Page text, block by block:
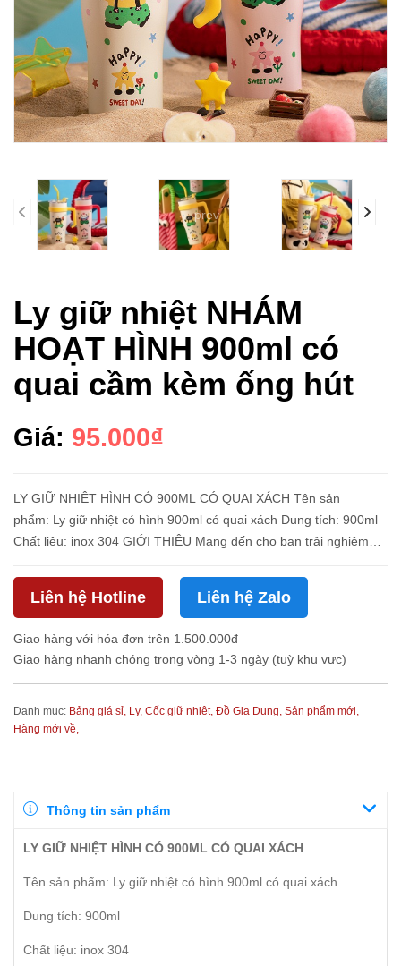
prev
Ly giữ nhiệt NHÁM
HOẠT HÌNH 900ml có
quai cầm kèm ống hút
Giá: 95.000₫
LY GIỮ NHIỆT HÌNH CÓ 900ML CÓ QUAI XÁCH Tên sản
phẩm: Ly giữ nhiệt có hình 900ml có quai xách Dung tích: 900ml
Chất liệu: inox 304 GIỚI THIỆU Mang đến cho bạn trải nghiệm
kèm ...
Liên hệ Hotline Liên hệ Zalo
Giao hàng với hóa đơn trên 1.500.000đ
Giao hàng nhanh chóng trong vòng 1-3 ngày (tuỳ khu vực)
Danh mục: Bảng giá sỉ, Ly, Cốc giữ nhiệt, Đồ Gia Dụng, Sản phẩm mới,
Hàng mới về,
Thông tin sản phẩm
LY GIỮ NHIỆT HÌNH CÓ 900ML CÓ QUAI XÁCH
Tên sản phẩm: Ly giữ nhiệt có hình 900ml có quai xách
Dung tích: 900ml
Chất liệu: inox 304